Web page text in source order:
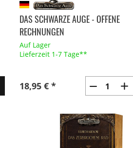
DAS SCHWARZE AUGE - OFFENE
RECHNUNGEN
Auf Lager
Lieferzeit 1-7 Tage**
18,95 € *